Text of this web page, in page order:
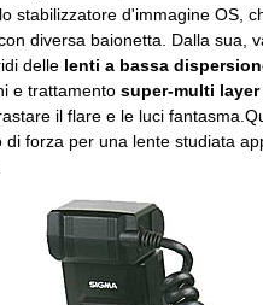
stabilizzatore d'immagine OS,
diversa baionetta. Dalla sua,
delle lenti a bassa
e trattamento super-multi
il flare e le luci
di forza per una lente studiata